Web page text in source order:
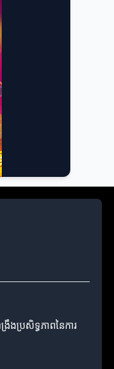
ងប្រសិទ្ធភាពនៃការ